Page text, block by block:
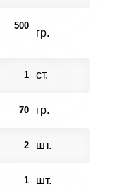
500
гр.
1 ст.
70 гр.
2 шт.
1 шт.